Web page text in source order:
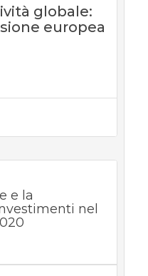
globale:
europea
e la
nel